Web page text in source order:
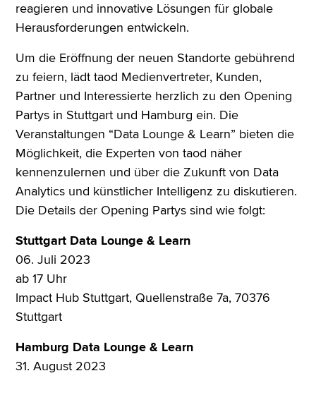
reagieren und innovative Lösungen für globale
Herausforderungen entwickeln.
Um die Eröffnung der neuen Standorte gebührend
zu feiern, lädt taod Medienvertreter, Kunden,
Partner und Interessierte herzlich zu den Opening
Partys in Stuttgart und Hamburg ein. Die
Veranstaltungen “Data Lounge & Learn” bieten die
Möglichkeit, die Experten von taod näher
kennenzulernen und über die Zukunft von Data
Analytics und künstlicher Intelligenz zu diskutieren.
Die Details der Opening Partys sind wie folgt:
Stuttgart Data Lounge & Learn
06. Juli 2023
ab 17 Uhr
Impact Hub Stuttgart, Quellenstraße 7a, 70376
Stuttgart
Hamburg Data Lounge & Learn
31. August 2023